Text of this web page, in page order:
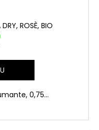
DRY, ROSÈ, BIO
0,75...